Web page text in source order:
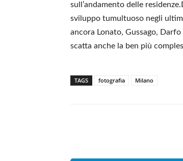
sull’andamento delle
sviluppo tumultuoso negli
ancora Lonato, Gussago,
scatta anche la ben più
TAGS fotografia Milano